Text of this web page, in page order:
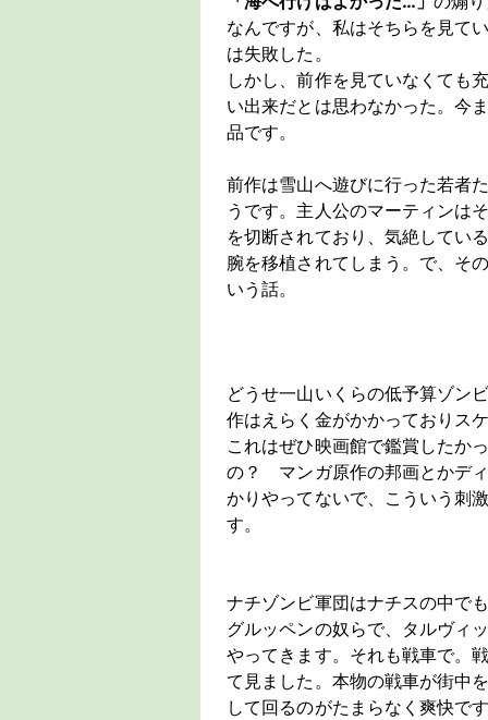
なんですが、私はそちらを見て
は失敗した。
しかし、前作を見ていなくても
い出来だとは思わなかった。今
品です。
前作は雪山へ遊びに行った若者
うです。主人公のマーティンは
を切断されており、気絶してい
腕を移植されてしまう。で、そ
いう話。
どうせ一山いくらの低予算ゾン
作はえらく金がかかっておりス
これはぜひ映画館で鑑賞したか
の？ マンガ原作の邦画とかデ
かりやってないで、こういう刺
す。
ナチゾンビ軍団はナチスの中で
グルッペンの奴らで、タルヴィ
やってきます。それも戦車で。
て見ました。本物の戦車が街中
して回るのがたまらなく爽快で